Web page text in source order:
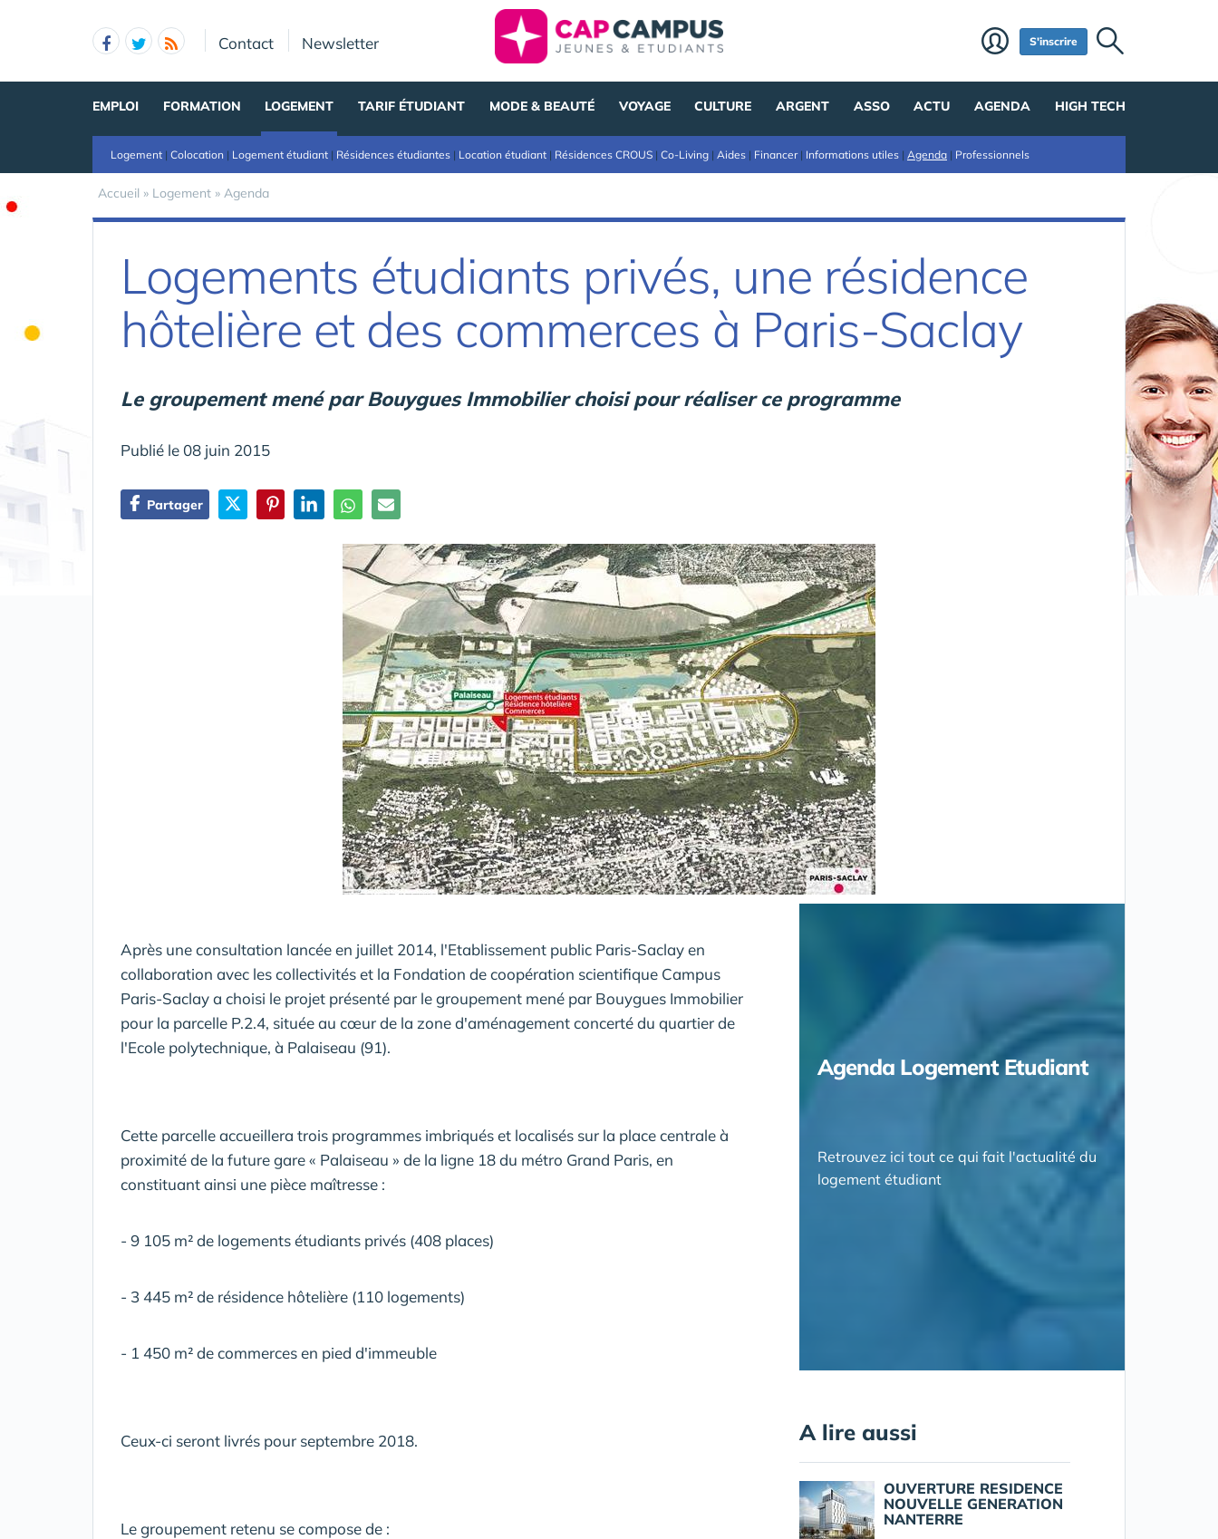
Contact Newsletter S'inscrire
EMPLOI FORMATION LOGEMENT TARIF ÉTUDIANT MODE & BEAUTÉ VOYAGE CULTURE ARGENT ASSO ACTU AGENDA HIGH TECH
Logement | Colocation | Logement étudiant | Résidences étudiantes | Location étudiant | Résidences CROUS | Co-Living | Aides | Financer| Informations utiles | Agenda | Professionnels
Accueil » Logement » Agenda
Logements étudiants privés, une résidence
hôtelière et des commerces à Paris-Saclay
Le groupement mené par Bouygues Immobilier choisi pour réaliser ce programme
Publié le 08 juin 2015
Partager
Après une consultation lancée en juillet 2014, l'Etablissement public Paris-Saclay en
collaboration avec les collectivités et la Fondation de coopération scientifique Campus
Paris-Saclay a choisi le projet présenté par le groupement mené par Bouygues Immobilier
pour la parcelle P.2.4, située au cœur de la zone d'aménagement concerté du quartier de
l'Ecole polytechnique, à Palaiseau (91).
Cette parcelle accueillera trois programmes imbriqués et localisés sur la place centrale à
proximité de la future gare « Palaiseau » de la ligne 18 du métro Grand Paris, en
constituant ainsi une pièce maîtresse :
- 9 105 m² de logements étudiants privés (408 places)
- 3 445 m² de résidence hôtelière (110 logements)
- 1 450 m² de commerces en pied d'immeuble
Ceux-ci seront livrés pour septembre 2018.
Le groupement retenu se compose de :
Agenda Logement Etudiant
Retrouvez ici tout ce qui fait l'actualité du
logement étudiant
A lire aussi
OUVERTURE RESIDENCE
NOUVELLE GENERATION
NANTERRE